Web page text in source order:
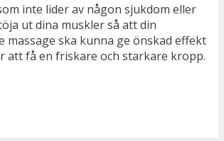
inte lider av någon sjukdom eller
ut dina muskler så att din
ska kunna ge önskad effekt
att få en friskare och starkare kropp.